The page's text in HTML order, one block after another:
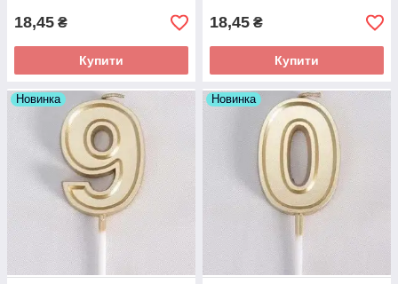
18,45 ₴
Купити
18,45 ₴
Купити
Новинка Новинка